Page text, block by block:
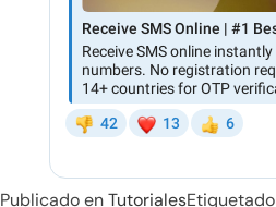
Publicado enTutorialesEtiquetado